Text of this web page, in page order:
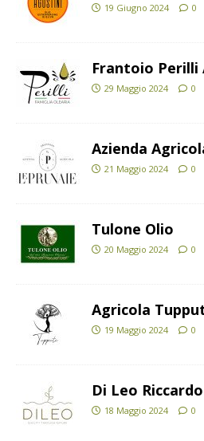
19 Giugno 2024 0
Frantoio Perilli
29 Maggio 2024 0
Azienda
21 Maggio 2024 0
Tulone Olio
20 Maggio 2024 0
Agricola
19 Maggio 2024 0
Di Leo Riccardo
18 Maggio 2024 0